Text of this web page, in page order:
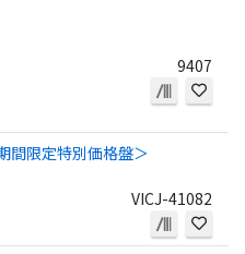
9407
間限定特別価格盤＞
VICJ-41082